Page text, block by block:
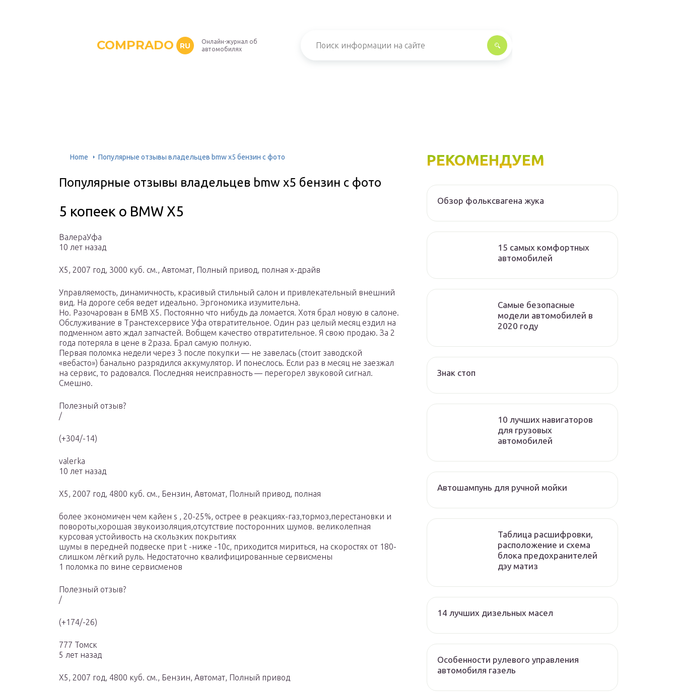
COMPRADO RU
Онлайн-журнал об
автомобилях
Home Популярные отзывы владельцев bmw x5 бензин с фото
Популярные отзывы владельцев bmw x5 бензин с фото
5 копеек о BMW X5
ВалераУфа
10 лет назад
X5, 2007 год, 3000 куб. см., Автомат, Полный привод, полная х-драйв
Управляемость, динамичность, красивый стильный салон и привлекательный внешний
вид. На дороге себя ведет идеально. Эргономика изумительна.
Но. Разочарован в БМВ Х5. Постоянно что нибудь да ломается. Хотя брал новую в салоне.
Обслуживание в Транстехсервисе Уфа отвратительное. Один раз целый месяц ездил на
подменном авто ждал запчастей. Вобщем качество отвратительное. Я свою продаю. За 2
года потеряла в цене в 2раза. Брал самую полную.
Первая поломка недели через 3 после покупки — не завелась (стоит заводской
«вебасто») банально разрядился аккумулятор. И понеслось. Если раз в месяц не заезжал
на сервис, то радовался. Последняя неисправность — перегорел звуковой сигнал.
Смешно.
Полезный отзыв?
/
(+304/-14)
valerka
10 лет назад
X5, 2007 год, 4800 куб. см., Бензин, Автомат, Полный привод, полная
более экономичен чем кайен s , 20-25%, острее в реакциях-газ,тормоз,перестановки и
повороты,хорошая звукоизоляция,отсутствие посторонних шумов. великолепная
курсовая устойивость на скользких покрытиях
шумы в передней подвеске при t -ниже -10c, приходится мириться, на скоростях от 180-
слишком лёгкий руль. Недостаточно квалифицированные сервисмены
1 поломка по вине сервисменов
Полезный отзыв?
/
(+174/-26)
777 Томск
5 лет назад
X5, 2007 год, 4800 куб. см., Бензин, Автомат, Полный привод
РЕКОМЕНДУЕМ
Обзор фольксвагена жука
15 самых комфортных
автомобилей
Самые безопасные
модели автомобилей в
2020 году
Знак стоп
10 лучших навигаторов
для грузовых
автомобилей
Автошампунь для ручной мойки
Таблица расшифровки,
расположение и схема
блока предохранителей
дэу матиз
14 лучших дизельных масел
Особенности рулевого управления
автомобиля газель